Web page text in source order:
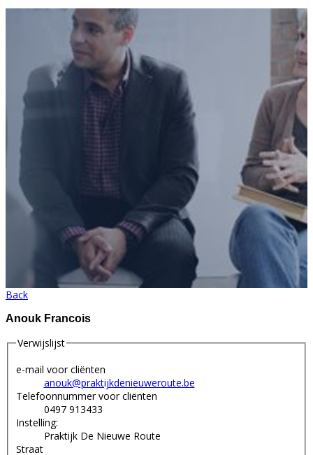
Back
Anouk Francois
Verwijslijst
e-mail voor cliënten
anouk@praktijkdenieuweroute.be
Telefoonnummer voor cliënten
0497 913433
Instelling:
Praktijk De Nieuwe Route
Straat